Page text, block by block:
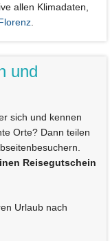
allen Klimadaten,
und
sich und kennen
Orte? Dann teilen
Reisegutschein
Urlaub nach